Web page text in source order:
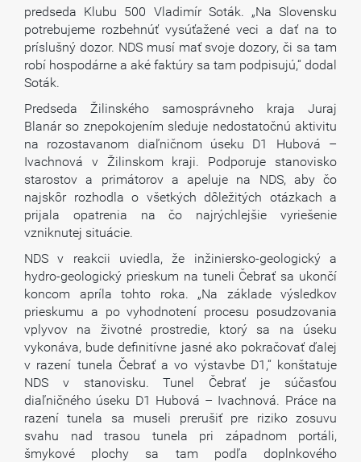
predseda Klubu 500 Vladimír Soták. „Na Slovensku
potrebujeme rozbehnúť vysúťažené veci a dať na to
príslušný dozor. NDS musí mať svoje dozory, či sa tam
robí hospodárne a aké faktúry sa tam podpisujú,“ dodal
Soták.
Predseda Žilinského samosprávneho kraja Juraj
Blanár so znepokojením sleduje nedostatočnú aktivitu
na rozostavanom diaľničnom úseku D1 Hubová –
Ivachnová v Žilinskom kraji. Podporuje stanovisko
starostov a primátorov a apeluje na NDS, aby čo
najskôr rozhodla o všetkých dôležitých otázkach a
prijala opatrenia na čo najrýchlejšie vyriešenie
vzniknutej situácie.
NDS v reakcii uviedla, že inžiniersko-geologický a
hydro-geologický prieskum na tuneli Čebrať sa ukončí
koncom apríla tohto roka. „Na základe výsledkov
prieskumu a po vyhodnotení procesu posudzovania
vplyvov na životné prostredie, ktorý sa na úseku
vykonáva, bude definitívne jasné ako pokračovať ďalej
v razení tunela Čebrať a vo výstavbe D1,“ konštatuje
NDS v stanovisku. Tunel Čebrať je súčasťou
diaľničného úseku D1 Hubová – Ivachnová. Práce na
razení tunela sa museli prerušiť pre riziko zosuvu
svahu nad trasou tunela pri západnom portáli,
šmykové plochy sa tam podľa doplnkového